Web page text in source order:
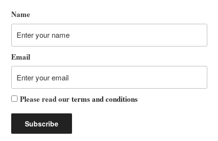
Name
Email
Please read ourterms and conditions